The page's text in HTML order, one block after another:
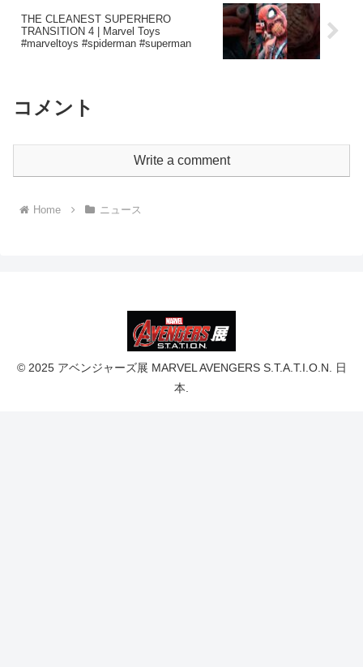
THE CLEANEST SUPERHERO
TRANSITION 4 | Marvel Toys
#marveltoys #spiderman #superman
コメント
Write a comment
Home ニュース
© 2025 アベンジャーズ展 MARVEL AVENGERS S.T.A.T.I.O.N. 日
本.